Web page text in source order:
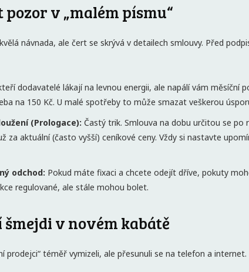
pozor v „malém písmu“
návnada, ale čert se skrývá v detailech smlouvy. Před
dodavatelé lákají na levnou energii, ale napálí vám měsíční
na 150 Kč. U malé spotřeby to může smazat veškerou
(Prologace): Častý trik. Smlouva na dobu určitou se
za aktuální (často vyšší) ceníkové ceny. Vždy si nastavte
odchod: Pokud máte fixaci a chcete odejít dříve, pokuty
regulované, ale stále mohou bolet.
šmejdi v novém kabátě
prodejci“ téměř vymizeli, ale přesunuli se na telefon a internet.